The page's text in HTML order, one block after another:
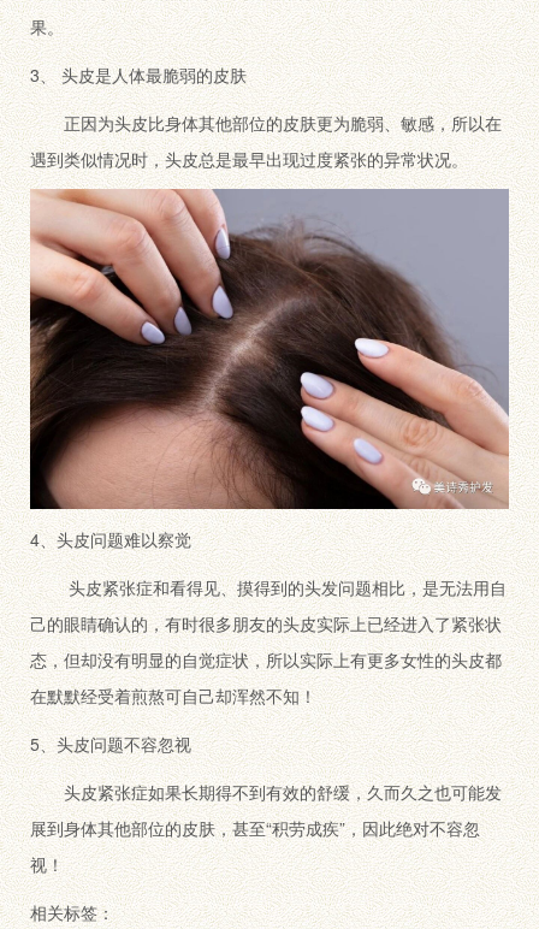
果。
3、 头皮是人体最脆弱的皮肤
正因为头皮比身体其他部位的皮肤更为脆弱、敏感，所以在
遇到类似情况时，头皮总是最早出现过度紧张的异常状况。
4、头皮问题难以察觉
头皮紧张症和看得见、摸得到的头发问题相比，是无法用自
己的眼睛确认的，有时很多朋友的头皮实际上已经进入了紧张状
态，但却没有明显的自觉症状，所以实际上有更多女性的头皮都
在默默经受着煎熬可自己却浑然不知！
5、头皮问题不容忽视
头皮紧张症如果长期得不到有效的舒缓，久而久之也可能发
展到身体其他部位的皮肤，甚至“积劳成疾”，因此绝对不容忽
视！
相关标签：